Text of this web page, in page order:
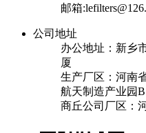
邮箱
公司地址
办公地址：新乡
厦
生产厂区：河南
航天制造产业园
商丘公司厂区：